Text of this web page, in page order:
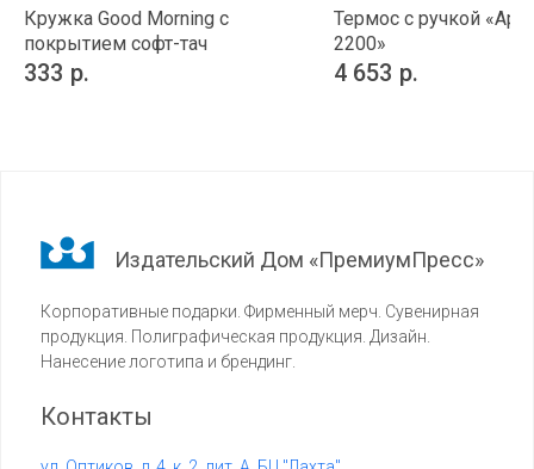
Кружка Good Morning с
покрытием софт-тач
333 р.
Термос с ручкой
2200»
4 653 р.
Издательский Дом «ПремиумПресс»
Корпоративные подарки. Фирменный мерч. Сувенирная
продукция. Полиграфическая продукция. Дизайн.
Нанесение логотипа и брендинг.
Контакты